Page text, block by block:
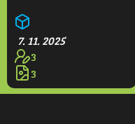
7. 11. 2025
3
3